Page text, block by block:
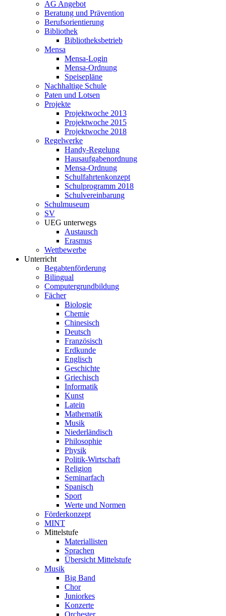
AG Angebot
Beratung und Prävention
Berufsorientierung
Bibliothek
Bibliotheksbetrieb
Mensa
Mensa-Login
Mensa-Ordnung
Speisepläne
Nachhaltige Schule
Paten und Lotsen
Projekte
Projektwoche 2013
Projektwoche 2015
Projektwoche 2018
Regelwerke
Handy-Regelung
Hausaufgabenordnung
Mensa-Ordnung
Schulfahrtenkonzept
Schulprogramm 2018
Schulvereinbarung
Schulmuseum
SV
UEG unterwegs
Austausch
Erasmus
Wettbewerbe
Unterricht
Begabtenförderung
Bilingual
Computergrundbildung
Fächer
Biologie
Chemie
Chinesisch
Deutsch
Französisch
Erdkunde
Englisch
Geschichte
Griechisch
Informatik
Kunst
Latein
Mathematik
Musik
Niederländisch
Philosophie
Physik
Politik-Wirtschaft
Religion
Seminarfach
Spanisch
Sport
Werte und Normen
Förderkonzept
MINT
Mittelstufe
Materiallisten
Sprachen
Übersicht Mittelstufe
Musik
Big Band
Chor
Juniorkes
Konzerte
Orchester